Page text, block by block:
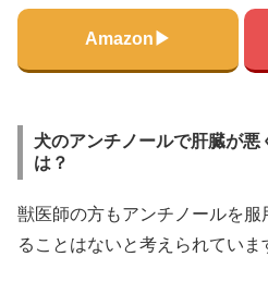
Amazon▶
犬のアンチノールで肝臓が悪
は？
獣医師の方もアンチノールを
ることはないと考えられていま